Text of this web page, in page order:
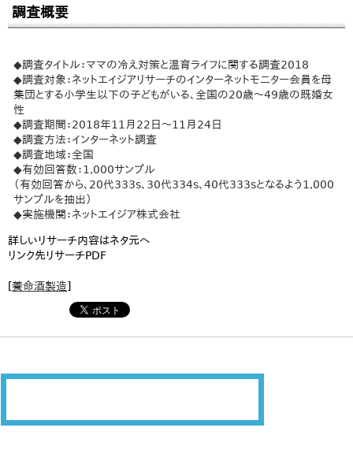
調査概要
◆調査タイトル：ママの冷え対策と温育ライフに関する調査2018
◆調査対象：ネットエイジアリサーチのインターネットモニター会員を母
集団とする小学生以下の子どもがいる、全国の20歳～49歳の既婚女
性
◆調査期間：2018年11月22日～11月24日
◆調査方法：インターネット調査
◆調査地域：全国
◆有効回答数：1,000サンプル
（有効回答から、20代333s、30代334s、40代333sとなるよう1,000
サンプルを抽出）
◆実施機関：ネットエイジア株式会社
詳しいリサーチ内容はネタ元へ
リンク先リサーチPDF
[養命酒製造]